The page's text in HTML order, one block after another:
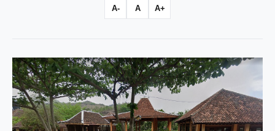
A- A A+